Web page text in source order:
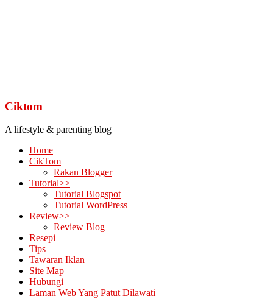
Ciktom
A lifestyle & parenting blog
Home
CikTom
Rakan Blogger
Tutorial>>
Tutorial Blogspot
Tutorial WordPress
Review>>
Review Blog
Resepi
Tips
Tawaran Iklan
Site Map
Hubungi
Laman Web Yang Patut Dilawati